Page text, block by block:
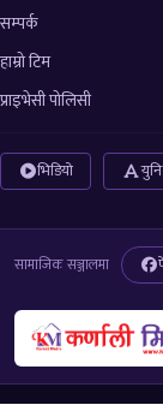
सम्पर्क
हाम्रो टिम
प्राइभेसी पोलिसी
भिडियो
सामाजिक सञ्जालमा
© 2026 All right